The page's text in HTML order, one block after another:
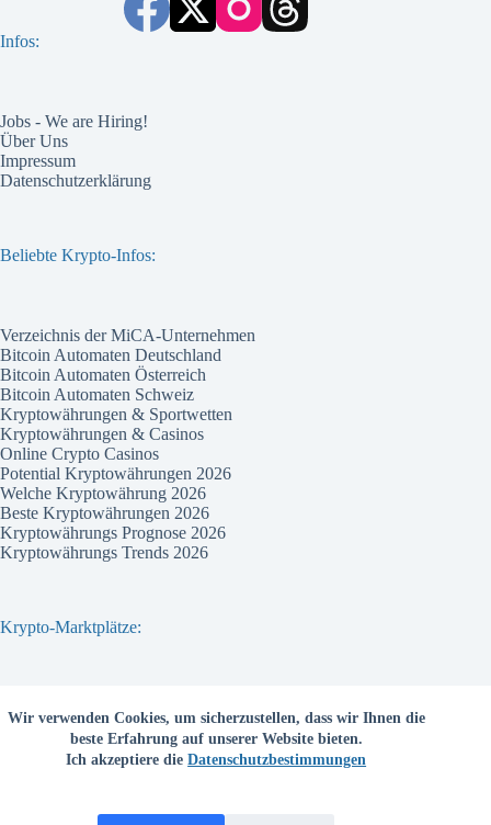
Wir verwenden Cookies, um sicherzustellen, dass wir Ihnen die
beste Erfahrung auf unserer Website bieten.
Ich akzeptiere dieDatenschutzbestimmungen
Infos:
Jobs - We are Hiring!
Über Uns
Impressum
Datenschutzerklärung
Beliebte Krypto-Infos:
Verzeichnis der MiCA-Unternehmen
Bitcoin Automaten Deutschland
Bitcoin Automaten Österreich
Bitcoin Automaten Schweiz
Kryptowährungen & Sportwetten
Kryptowährungen & Casinos
Online Crypto Casinos
Potential Kryptowährungen 2026
Welche Kryptowährung 2026
Beste Kryptowährungen 2026
Kryptowährungs Prognose 2026
Kryptowährungs Trends 2026
Krypto-Marktplätze:
Bitpanda
Bitcoin.de